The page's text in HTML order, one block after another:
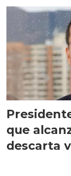
que
descarta